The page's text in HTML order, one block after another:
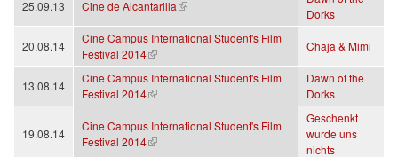
25.09.13 Cine de Alcantarilla
(Link ist extern)
Dorks
20.08.14
Cine Campus International Student's Film
Festival 2014
(Link ist extern)
Chaja & Mimi
13.08.14
Cine Campus International Student's Film
Festival 2014
(Link ist extern)
Dawn of the
Dorks
19.08.14
Cine Campus International Student's Film
Festival 2014
(Link ist extern)
Geschenkt
wurde uns
nichts